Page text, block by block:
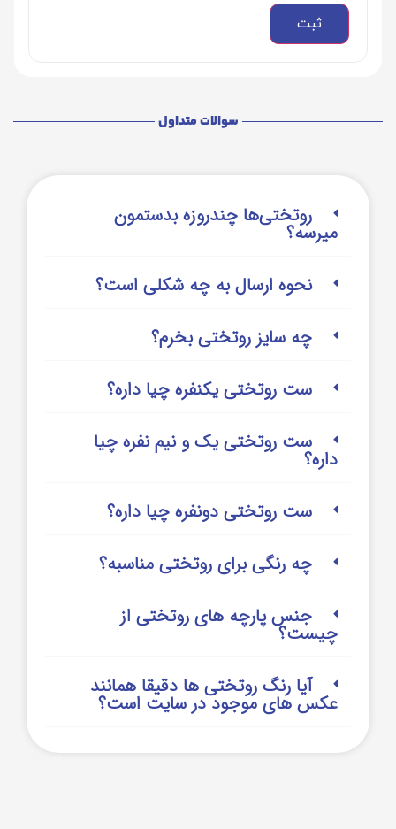
سوالات متداول
روتختی‌‌ها چندروزه بدستمون
میرسه؟
نحوه ارسال به چه شکلی است؟
چه سایز روتختی بخرم؟
ست روتختی یکنفره چیا داره؟
ست روتختی یک و نیم نفره چیا
داره؟
ست روتختی دونفره چیا داره؟
چه رنگی برای روتختی مناسبه؟
جنس پارچه های روتختی از
چیست؟
آیا رنگ روتختی ها دقیقا همانند
عکس های موجود در سایت است؟